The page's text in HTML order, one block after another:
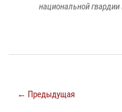
национальной
← Предыдущая